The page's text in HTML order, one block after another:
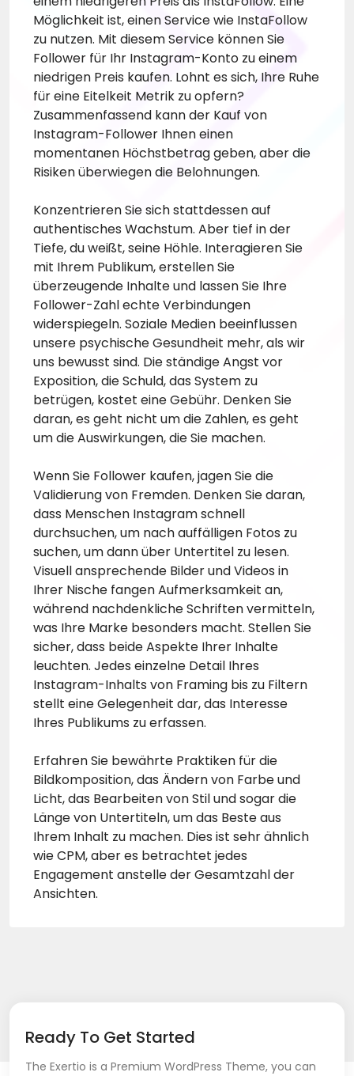
Möglichkeit ist, einen Service wie InstaFollow
zu nutzen. Mit diesem Service können Sie
Follower für Ihr Instagram-Konto zu einem
niedrigen Preis kaufen. Lohnt es sich, Ihre Ruhe
für eine Eitelkeit Metrik zu opfern?
Zusammenfassend kann der Kauf von
Instagram-Follower Ihnen einen
momentanen Höchstbetrag geben, aber die
Risiken überwiegen die Belohnungen.
Konzentrieren Sie sich stattdessen auf
authentisches Wachstum. Aber tief in der
Tiefe, du weißt, seine Höhle. Interagieren Sie
mit Ihrem Publikum, erstellen Sie
überzeugende Inhalte und lassen Sie Ihre
Follower-Zahl echte Verbindungen
widerspiegeln. Soziale Medien beeinflussen
unsere psychische Gesundheit mehr, als wir
uns bewusst sind. Die ständige Angst vor
Exposition, die Schuld, das System zu
betrügen, kostet eine Gebühr. Denken Sie
daran, es geht nicht um die Zahlen, es geht
um die Auswirkungen, die Sie machen.
Wenn Sie Follower kaufen, jagen Sie die
Validierung von Fremden. Denken Sie daran,
dass Menschen Instagram schnell
durchsuchen, um nach auffälligen Fotos zu
suchen, um dann über Untertitel zu lesen.
Visuell ansprechende Bilder und Videos in
Ihrer Nische fangen Aufmerksamkeit an,
während nachdenkliche Schriften vermitteln,
was Ihre Marke besonders macht. Stellen Sie
sicher, dass beide Aspekte Ihrer Inhalte
leuchten. Jedes einzelne Detail Ihres
Instagram-Inhalts von Framing bis zu Filtern
stellt eine Gelegenheit dar, das Interesse
Ihres Publikums zu erfassen.
Erfahren Sie bewährte Praktiken für die
Bildkomposition, das Ändern von Farbe und
Licht, das Bearbeiten von Stil und sogar die
Länge von Untertiteln, um das Beste aus
Ihrem Inhalt zu machen. Dies ist sehr ähnlich
wie CPM, aber es betrachtet jedes
Engagement anstelle der Gesamtzahl der
Ansichten.
Ready To Get Started
The Exertio is a Premium WordPress Theme, you can